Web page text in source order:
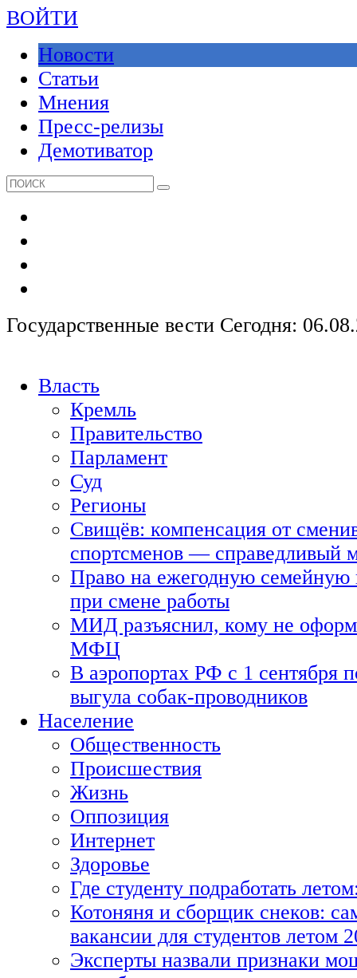
ВОЙТИ
Новости
Статьи
Мнения
Пресс-релизы
Демотиватор
Государственные вести Сегодня:
Власть
Кремль
Правительство
Парламент
Суд
Регионы
Свищёв: компенсация от
спортсменов — справедливый
Право на ежегодную семейную
при смене работы
МИД разъяснил, кому не
МФЦ
В аэропортах РФ с 1 сентября
выгула собак-проводников
Население
Общественность
Происшествия
Жизнь
Оппозиция
Интернет
Здоровье
Где студенту подработать
Котоняня и сборщик снеков:
вакансии для студентов летом
Эксперты назвали признаки